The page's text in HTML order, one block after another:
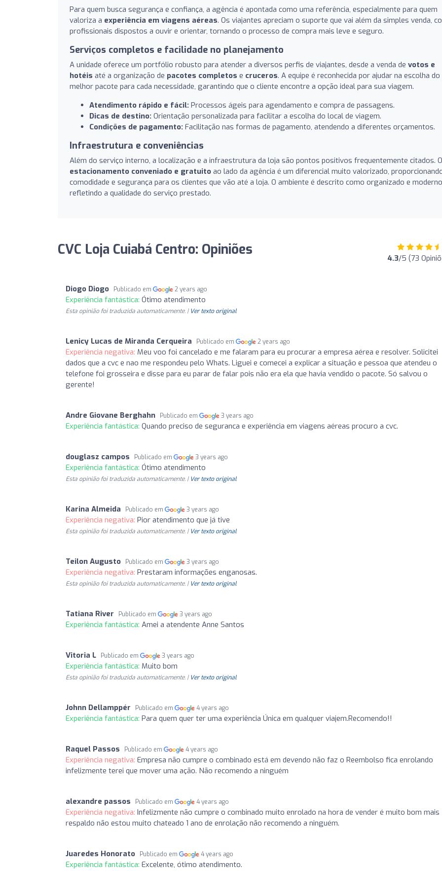
Para quem busca segurança e confiança, a agência é apontada como uma referência, especialmente para quem
valoriza a experiência em viagens aéreas. Os viajantes apreciam o suporte que vai além da simples venda,
profissionais dispostos a ouvir e orientar, tornando o processo de compra mais leve e seguro.
Serviços completos e facilidade no planejamento
A unidade oferece um portfólio robusto para atender a diversos perfis de viajantes, desde a venda de votos e
hotéis até a organização de pacotes completos e cruceros. A equipe é reconhecida por ajudar na escolha do
melhor pacote para cada necessidade, garantindo que o cliente encontre a opção ideal para sua viagem.
Atendimento rápido e fácil: Processos ágeis para agendamento e compra de passagens.
Dicas de destino: Orientação personalizada para facilitar a escolha do local de viagem.
Condições de pagamento: Facilitação nas formas de pagamento, atendendo a diferentes orçamentos.
Infraestrutura e conveniências
Além do serviço interno, a localização e a infraestrutura da loja são pontos positivos frequentemente citados. O
estacionamento conveniado e gratuito ao lado da agência é um diferencial muito valorizado,
comodidade e segurança para os clientes que vão até a loja. O ambiente é descrito como organizado e
refletindo a qualidade do serviço prestado.
CVC Loja Cuiabá Centro: Opiniões 4.3/5 (73
Diogo Diogo Publicado em 2 years ago
Experiência fantástica: Ótimo atendimento
Esta opinião foi traduzida automaticamente. | Ver texto original
Lenicy Lucas de Miranda Cerqueira Publicado em 2 years ago
Experiência negativa: Meu voo foi cancelado e me falaram para eu procurar a empresa aérea e resolver. Solicitei
dados que a cvc e nao me respondeu pelo Whats. Liguei e comecei a explicar a situação e pessoa que atendeu o
telefone foi grosseira e disse para eu parar de falar pois não era ela que havia vendido o pacote. Só salvou o
gerente!
Andre Giovane Berghahn Publicado em 3 years ago
Experiência fantástica: Quando preciso de seguranca e experiência em viagens aéreas procuro a cvc.
douglasz campos Publicado em 3 years ago
Experiência fantástica: Ótimo atendimento
Esta opinião foi traduzida automaticamente. | Ver texto original
Karina Almeida Publicado em 3 years ago
Experiência negativa: Pior atendimento que já tive
Esta opinião foi traduzida automaticamente. | Ver texto original
Teilon Augusto Publicado em 3 years ago
Experiência negativa: Prestaram informações enganosas.
Esta opinião foi traduzida automaticamente. | Ver texto original
Tatiana River Publicado em 3 years ago
Experiência fantástica: Amei a atendente Anne Santos
Vitoria L Publicado em 3 years ago
Experiência fantástica: Muito bom
Esta opinião foi traduzida automaticamente. | Ver texto original
Johnn Dellamppér Publicado em 4 years ago
Experiência fantástica: Para quem quer ter uma experiência Única em qualquer viajem.Recomendo!!
Raquel Passos Publicado em 4 years ago
Experiência negativa: Empresa não cumpre o combinado está em devendo não faz o Reembolso fica enrolando
infelizmente terei que mover uma ação. Não recomendo a ninguém
alexandre passos Publicado em 4 years ago
Experiência negativa: Infelizmente não cumpre o combinado muito enrolado na hora de vender é muito bom mais
respaldo não estou muito chateado 1 ano de enrolação não recomendo a ninguém.
Juaredes Honorato Publicado em 4 years ago
Experiência fantástica: Excelente, ótimo atendimento.